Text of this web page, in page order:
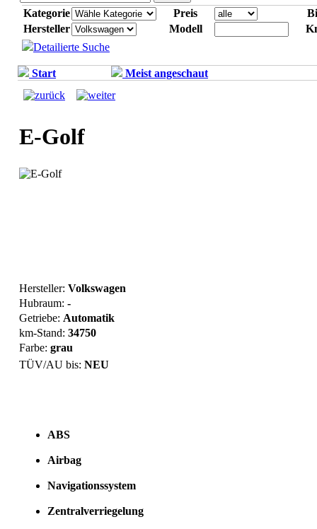
Kategorie Preis
Hersteller
Modell
Detailierte Suche
Start Meist angeschaut
E-Golf
Hersteller: Volkswagen
Hubraum: -
Getriebe: Automatik
km-Stand: 34750
Farbe: grau
TÜV/AU bis: NEU
ABS
Airbag
Navigationssystem
Zentralverriegelung